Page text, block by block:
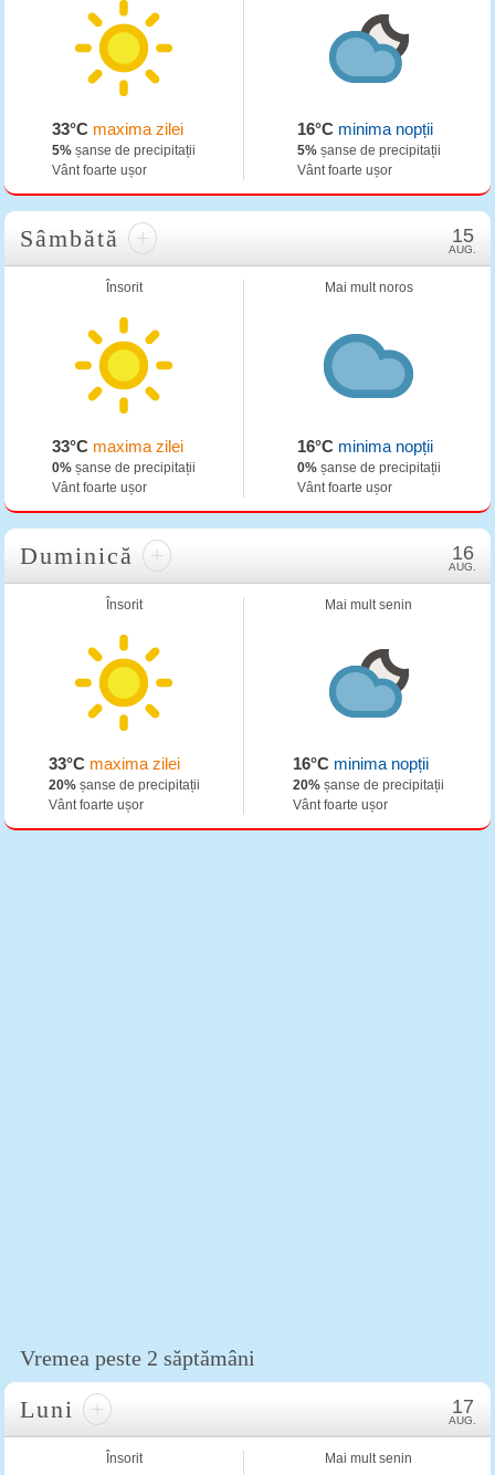
33°C maxima zilei
5% șanse de precipitații
Vânt foarte ușor
16°Cminima nopții
5%șanse de precipitații
Vânt foarte ușor
Sâmbătă + 15
AUG.
Însorit
33°C maxima zilei
0% șanse de precipitații
Vânt foarte ușor
Mai mult noros
16°Cminima nopții
0%șanse de precipitații
Vânt foarte ușor
Duminică + 16
AUG.
Însorit
33°Cmaxima zilei
20%șanse de precipitații
Vânt foarte ușor
Mai mult senin
16°C minima nopții
20% șanse de precipitații
Vânt foarte ușor
Vremea peste 2 săptămâni
Luni + 17
AUG.
Însorit Mai mult senin